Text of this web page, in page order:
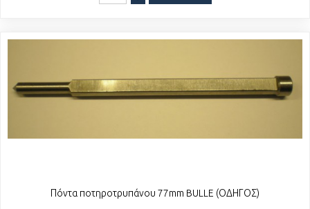
Πόντα ποτηροτρυπάνου 77mm BULLE (ΟΔΗΓΟΣ)